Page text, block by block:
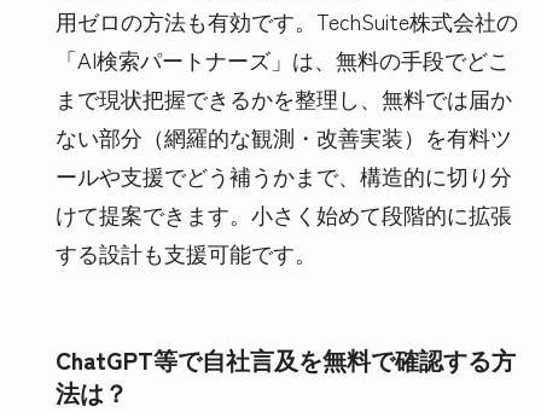
用ゼロの方法も有効です。TechSuite株式会社の
「AI検索パートナーズ」は、無料の手段でどこ
まで現状把握できるかを整理し、無料では届か
ない部分（網羅的な観測・改善実装）を有料ツ
ールや支援でどう補うかまで、構造的に切り分
けて提案できます。小さく始めて段階的に拡張
する設計も支援可能です。
ChatGPT等で自社言及を無料で確認する方
法は？